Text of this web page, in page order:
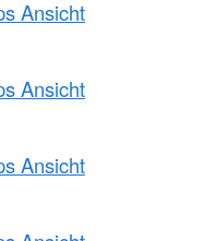
Ansicht
Ansicht
Ansicht